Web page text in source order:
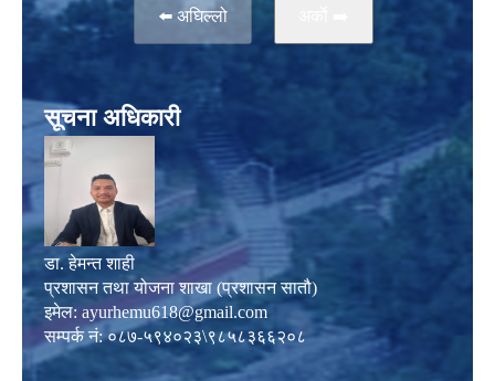
⬅️ अघिल्लो
सूचना अधिकारी
डा. हेमन्त शाही
प्रशासन तथा योजना शाखा (प्रशासन सातौ)
इमेल: ayurhemu618@gmail.com
सम्पर्क नं: ०८७-५९४०२३\९८५८३६६२०८